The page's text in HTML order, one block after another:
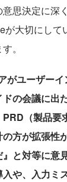
思決定に深
が大切にして
。
がユーザー
ドの会議に出
（製品要
方が拡張性
と対等に意
や、入力ミ